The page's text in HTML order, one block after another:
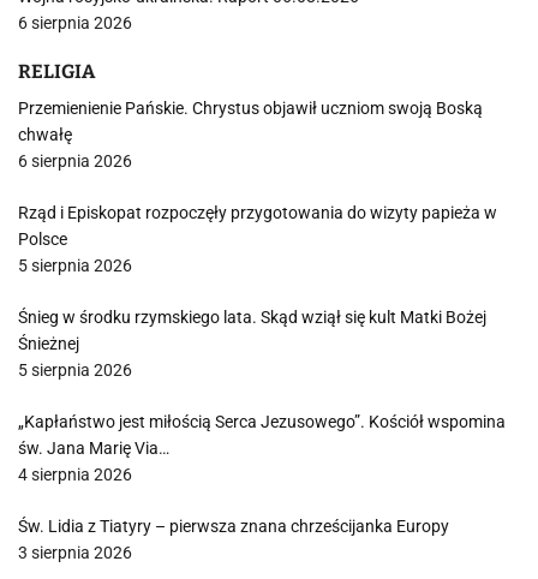
6 sierpnia 2026
RELIGIA
Przemienienie Pańskie. Chrystus objawił uczniom swoją Boską
chwałę
6 sierpnia 2026
Rząd i Episkopat rozpoczęły przygotowania do wizyty papieża w
Polsce
5 sierpnia 2026
Śnieg w środku rzymskiego lata. Skąd wziął się kult Matki Bożej
Śnieżnej
5 sierpnia 2026
„Kapłaństwo jest miłością Serca Jezusowego”. Kościół wspomina
św. Jana Marię Via…
4 sierpnia 2026
Św. Lidia z Tiatyry – pierwsza znana chrześcijanka Europy
3 sierpnia 2026